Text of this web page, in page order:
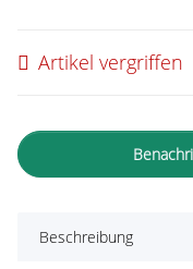
Artikel vergriffen
Beschreibung